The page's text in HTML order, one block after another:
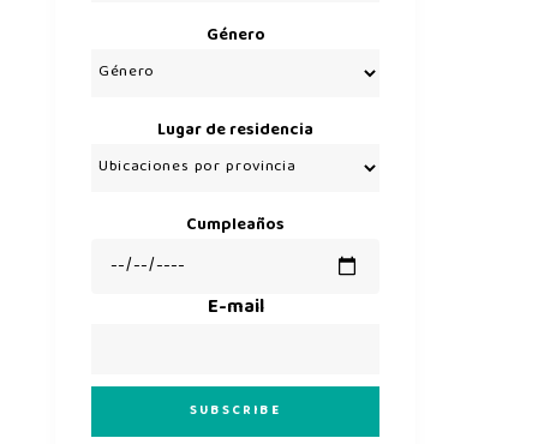
Género
Lugar de residencia
Cumpleaños
E-mail